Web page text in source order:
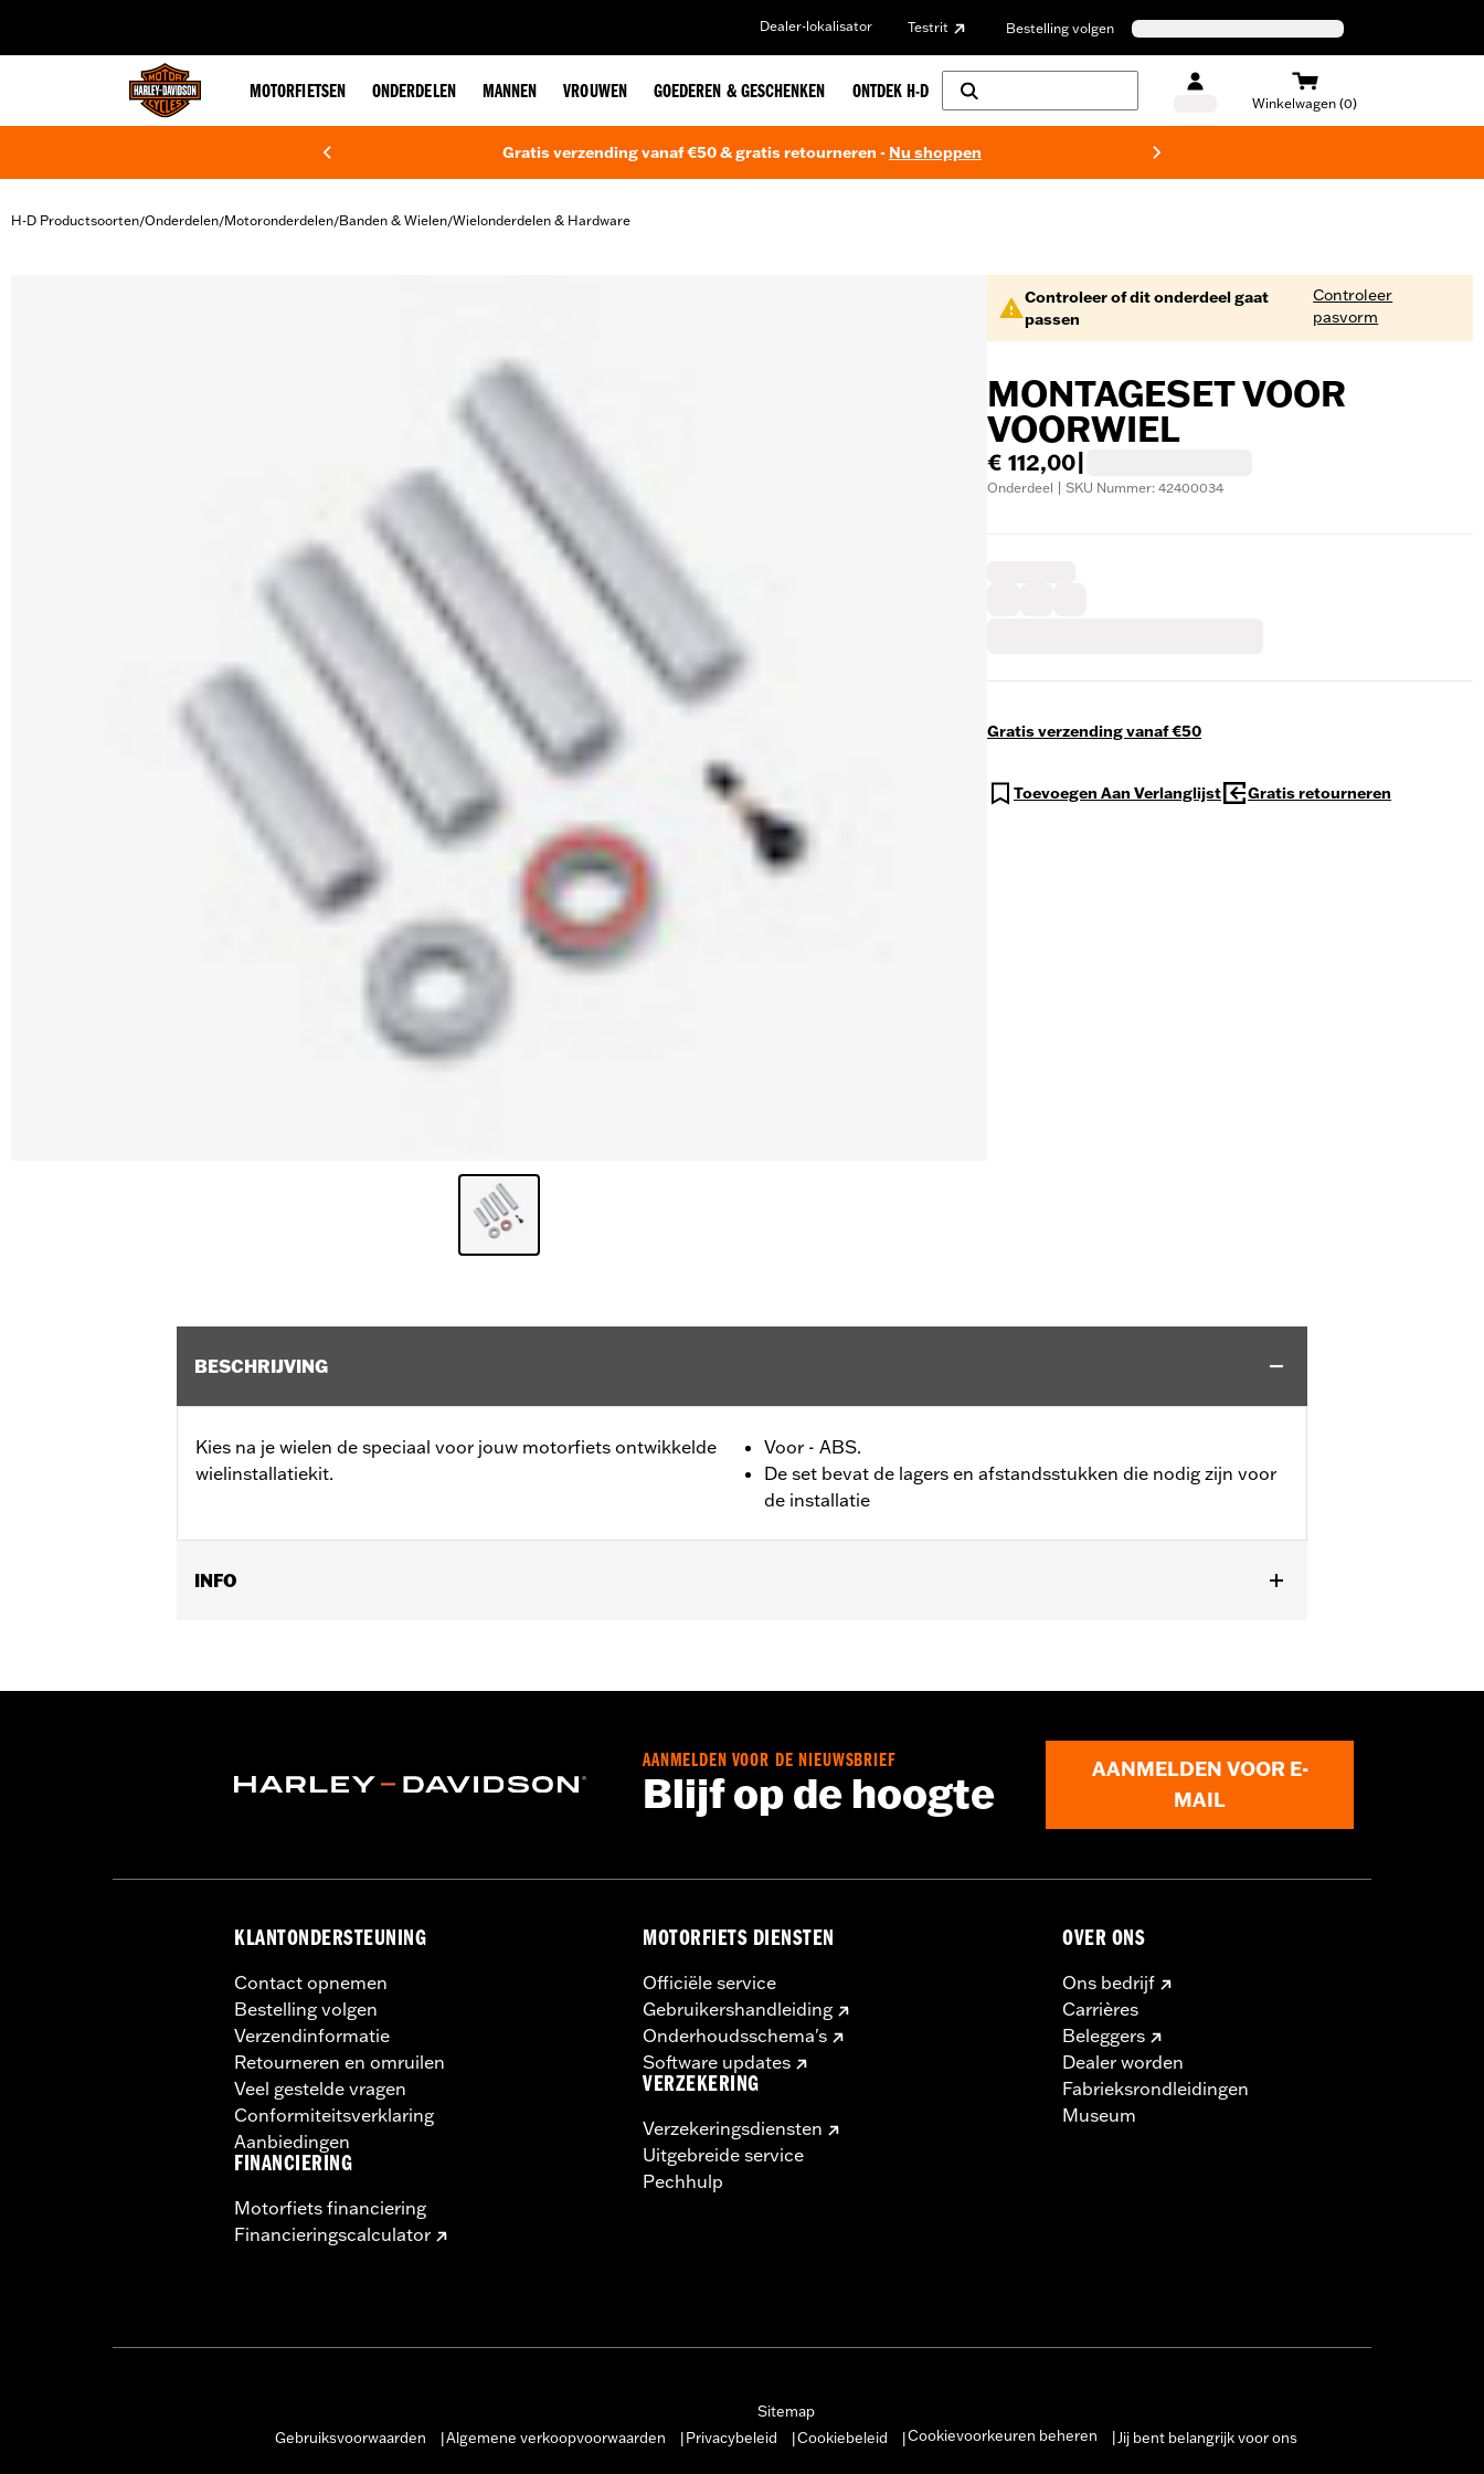
Dealer-lokalisator Testrit Bestelling volgen
MOTORFIETSEN ONDERDELEN MANNEN VROUWEN GOEDEREN & GESCHENKEN ONTDEK H-D
Winkelwagen (0)
Gratis verzending vanaf €50 & gratis retourneren - Nu shoppen
H-D Productsoorten/Onderdelen/Motoronderdelen/Banden & Wielen/Wielonderdelen & Hardware
Controleer of dit onderdeel gaat
passen
Controleer
pasvorm
MONTAGESET VOOR
VOORWIEL
€ 112,00
Onderdeel | SKU Nummer: 42400034
Gratis verzending vanaf €50
Toevoegen Aan Verlanglijst Gratis retourneren
BESCHRIJVING
Kies na je wielen de speciaal voor jouw motorfiets ontwikkelde
wielinstallatiekit.
Voor - ABS.
De set bevat de lagers en afstandsstukken die nodig zijn voor
de installatie
INFO
Per stuk verkocht:Elk
AANMELDEN VOOR DE NIEUWSBRIEF
Blijf op de hoogte
AANMELDEN VOOR E-
MAIL
KLANTONDERSTEUNING
Contact opnemen
Bestelling volgen
Verzendinformatie
Retourneren en omruilen
Veel gestelde vragen
Conformiteitsverklaring
Aanbiedingen
FINANCIERING
Motorfiets financiering
Financieringscalculator
MOTORFIETS DIENSTEN
Officiële service
Gebruikershandleiding
Onderhoudsschema's
Software updates
VERZEKERING
Verzekeringsdiensten
Uitgebreide service
Pechhulp
OVER ONS
Ons bedrijf
Carrières
Beleggers
Dealer worden
Fabrieksrondleidingen
Museum
Sitemap
Gebruiksvoorwaarden
Algemene verkoopvoorwaarden Privacybeleid Cookiebeleid Cookievoorkeuren beheren Jij bent belangrijk voor ons